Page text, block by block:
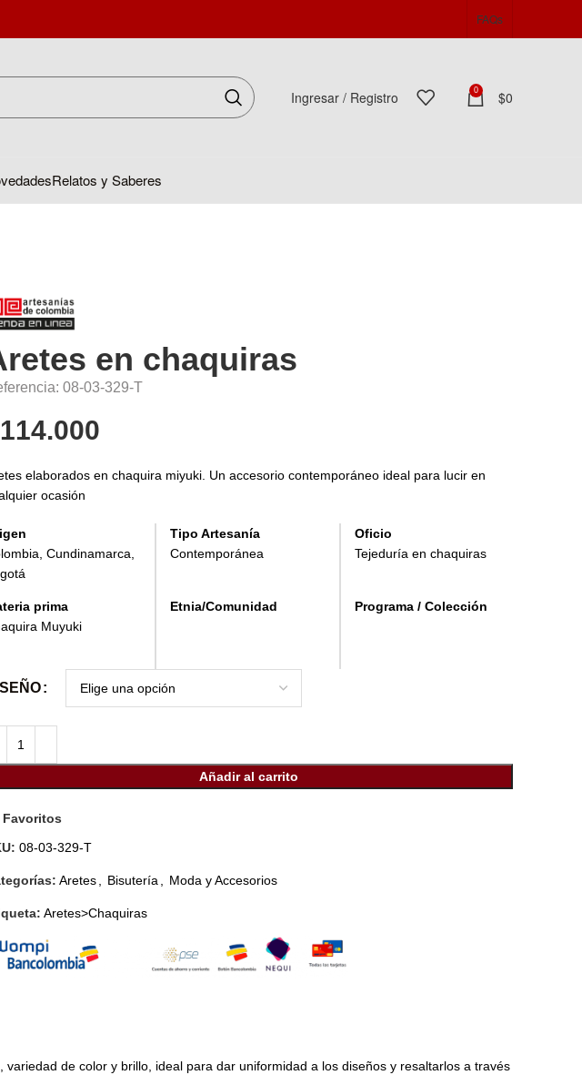
FAQs
Ingresar / Registro 0 $0
Relatos y Saberes
en chaquiras
08-03-329-T
114.000
elaborados en chaquira miyuki. Un accesorio contemporáneo ideal para lucir en
ocasión
Cundinamarca,
prima
Muyuki
Tipo Artesanía
Contemporánea
Etnia/Comunidad
Oficio
Tejeduría en chaquiras
Programa / Colección
Añadir al carrito
Favoritos
08-03-329-T
Aretes Bisutería Moda y Accesorios
Aretes>Chaquiras
de color y brillo, ideal para dar uniformidad a los diseños y resaltarlos a través